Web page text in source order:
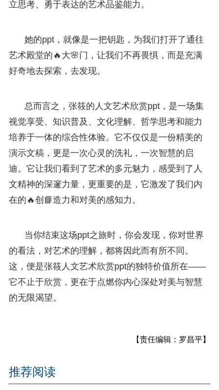
立思考、勇于表达的艺术品鉴能力。
她的ppt，就像是一把钥匙，为我们打开了通往
艺术殿堂的🔥大🌸门，让我们不再畏惧，而是充满
好奇地去探索，去发现。
总而言之，张筱的人文艺术欣赏ppt，是一场集
视觉享受、知识普及、文化理解、哲学思考和能力
培养于一体的综合性体验。它不仅仅是一份精美的
演示文稿，更是一次心灵的洗礼，一次智慧的启
迪。它让我们看到了艺术的多元魅力，感受到了人
文精神的深邃力量，更重要的是，它激发了我们内
在的🔥创📘造力和对美的感知力。
当你结束这场ppt之旅时，你会发现，你对世界
的看法，对艺术的理解，都将因此而有所不同。
这，便是张筱人文艺术欣赏ppt的独特价值所在——
它不止于欣赏，更在于点燃你内心深处对美与智慧
的无限渴望。
【责任编辑：罗昌平】
推荐阅读